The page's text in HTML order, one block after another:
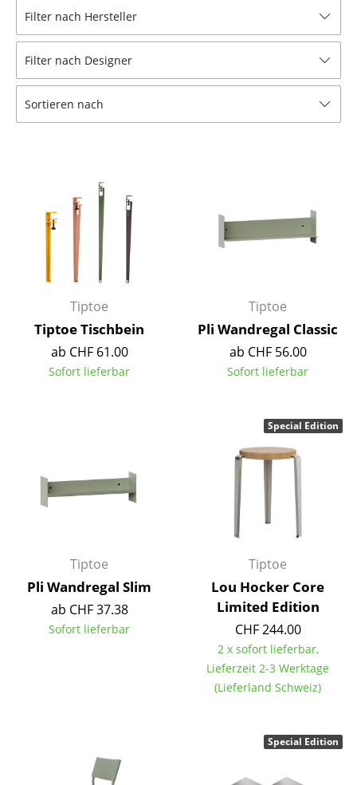
Hocker
Bänke & Liegen
Sitzsäcke
Schaukelstühle
Bürodrehstühle
Konferenzstühle
Bürosessel
Einzelteile
... alle Sitzmöbel
Tische
Couchtische
Schreibtische
Konferenztische
Stehtische & Stehpulte
Kindertische
... alle Tische
Filter nach Hersteller
Filter nach Designer
Sortieren nach
Tiptoe
Tiptoe Tischbein
ab CHF 61.00
Sofort lieferbar
Tiptoe
Pli Wandregal Classic
ab CHF 56.00
Sofort lieferbar
Tiptoe
Pli Wandregal Slim
ab CHF 37.38
Sofort lieferbar
Tiptoe
Lou Hocker Core
Limited Edition
CHF 244.00
2 x sofort lieferbar,
Lieferzeit 2-3 Werktage
(Lieferland Schweiz)
Special Edition
Special Edition